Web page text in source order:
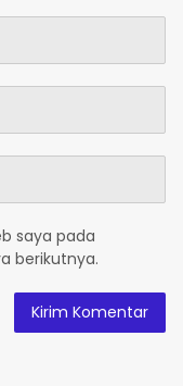
saya pada
berikutnya.